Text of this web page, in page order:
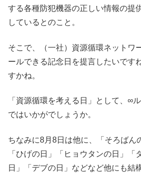
する各種防犯機器の正しい情報の提
しているとのこと。
そこで、（一社）資源循環ネットワ
ールできる記念日を提言したいです
すかね。
「資源循環を考える日」として、∞
ではいかがでしょうか。
ちなみに8月8日は他に、「そろばん
「ひげの日」「ヒョウタンの日」「
日」「デブの日」などなど他にも結